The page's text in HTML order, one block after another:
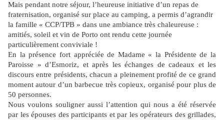
Mais pendant notre séjour, l’heureuse initiative d’un repas de
fraternisation, organisé sur place au camping, a permis d’agrandir
la famille « CCP/TPB » dans une ambiance très chaleureuse :
amitiés, soleil et vin de Porto ont rendu cette journée
particulièrement conviviale !
En la présence fort appréciée de Madame « la Présidente de la
Paroisse » d’Esmoriz, et après les échanges de cadeaux et les
discours entre présidents, chacun a pleinement profité de ce grand
moment autour d’un barbecue très copieux, organisé pour plus de
50 personnes.
Nous voulons souligner aussi l’attention qui nous a été réservée
par les épouses des participants et par les opérateurs des grillades,